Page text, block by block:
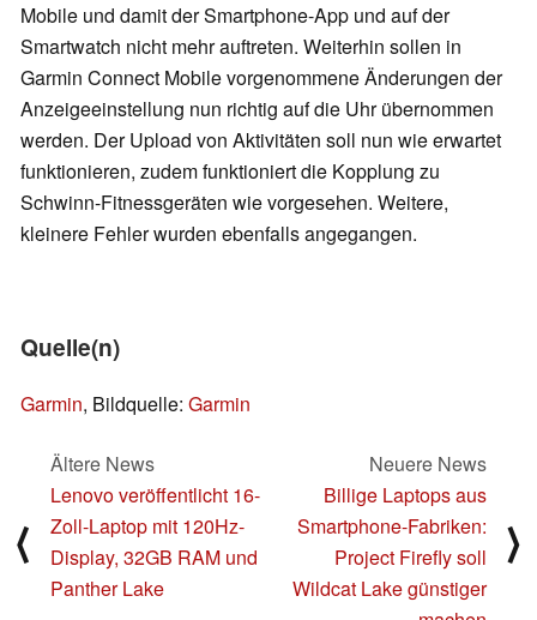
Mobile und damit der Smartphone-App und auf der
Smartwatch nicht mehr auftreten. Weiterhin sollen in
Garmin Connect Mobile vorgenommene Änderungen der
Anzeigeeinstellung nun richtig auf die Uhr übernommen
werden. Der Upload von Aktivitäten soll nun wie erwartet
funktionieren, zudem funktioniert die Kopplung zu
Schwinn-Fitnessgeräten wie vorgesehen. Weitere,
kleinere Fehler wurden ebenfalls angegangen.
Quelle(n)
Garmin, Bildquelle: Garmin
⟨
Ältere News
Lenovo veröffentlicht 16-
Zoll-Laptop mit 120Hz-
Display, 32GB RAM und
Panther Lake
Neuere News
Billige Laptops aus
Smartphone-Fabriken:
Project Firefly soll
Wildcat Lake günstiger
⟩